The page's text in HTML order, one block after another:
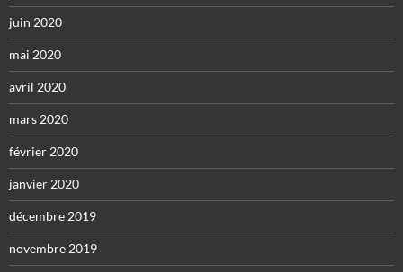
juin 2020
mai 2020
avril 2020
mars 2020
février 2020
janvier 2020
décembre 2019
novembre 2019